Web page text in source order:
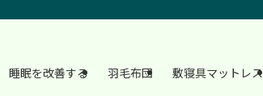
睡眠を改善する 羽毛布団 敷寝具マットレス